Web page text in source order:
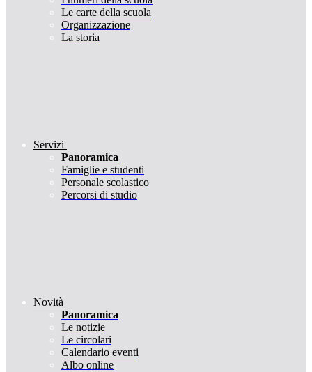
Le carte della scuola
Organizzazione
La storia
Servizi
Panoramica
Famiglie e studenti
Personale scolastico
Percorsi di studio
Novità
Panoramica
Le notizie
Le circolari
Calendario eventi
Albo online